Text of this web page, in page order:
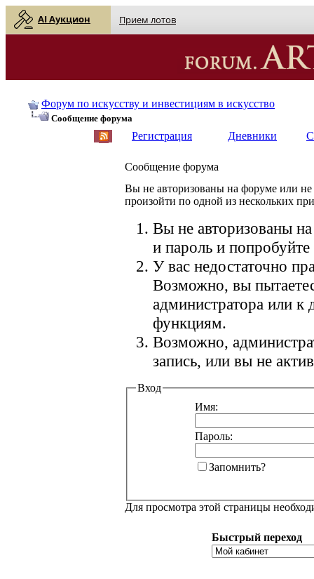
AI Аукцион Прием лотов
Форум по искусству и инвестициям в искусство
Сообщение форума
Регистрация Дневники
Сообщение форума
Вы не авторизованы на форуме или не
произойти по одной из нескольких
Вы не авторизованы
и пароль и
У вас недостаточно
Возможно, вы
администратора или
функциям.
Возможно,
запись, или вы не
Вход
Имя:
Пароль:
Запомнить?
Для просмотра этой страницы
Быстрый переход